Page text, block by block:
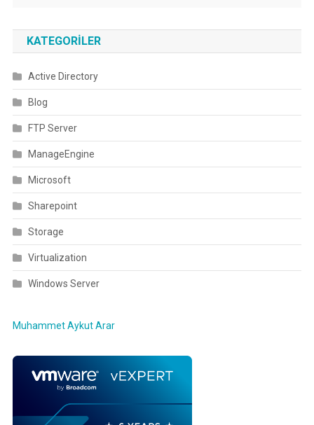
KATEGORILER
Active Directory
Blog
FTP Server
ManageEngine
Microsoft
Sharepoint
Storage
Virtualization
Windows Server
Muhammet Aykut Arar